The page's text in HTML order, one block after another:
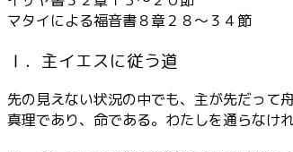
ー
マタイによる福音書８章２８～３４節
Ⅰ．主イエスに従う道
先の見えない状況の中でも、主が先だって
真理であり、命である。わたしを通らなけ